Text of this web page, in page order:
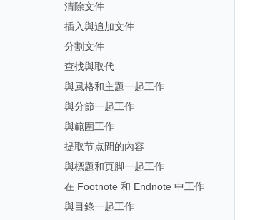
清除文件
插入與追加文件
分割文件
查找與取代
與風格和主題一起工作
與分節一起工作
與範圍工作
提取节点間的內容
與標題和页脚一起工作
在 Footnote 和 Endnote 中工作
與目錄一起工作